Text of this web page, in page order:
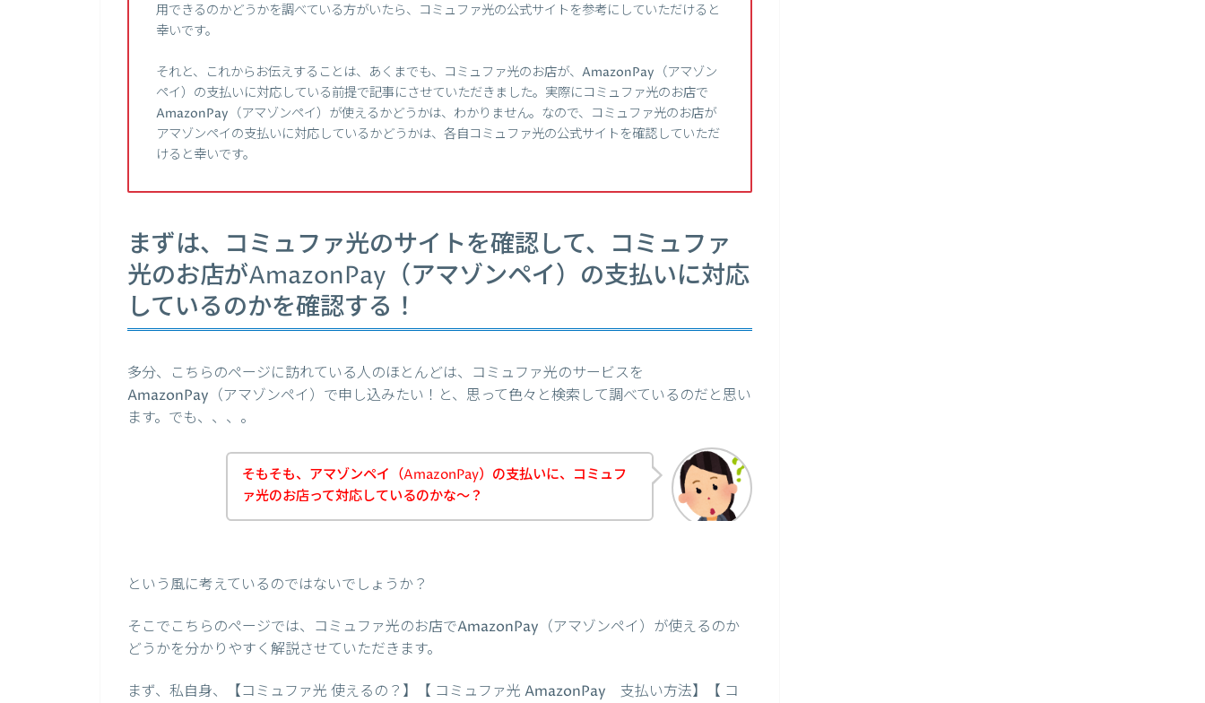
用できるのかどうかを調べている方がいたら、コミュファ光の公式サイトを参考にしていただけると
幸いです。
それと、これからお伝えすることは、あくまでも、コミュファ光のお店が、AmazonPay（アマゾン
ペイ）の支払いに対応している前提で記事にさせていただきました。実際にコミュファ光のお店で
AmazonPay（アマゾンペイ）が使えるかどうかは、わかりません。なので、コミュファ光のお店が
アマゾンペイの支払いに対応しているかどうかは、各自コミュファ光の公式サイトを確認していただ
けると幸いです。
まずは、コミュファ光のサイトを確認して、コミュファ
光のお店がAmazonPay（アマゾンペイ）の支払いに対応
しているのかを確認する！
多分、こちらのページに訪れている人のほとんどは、コミュファ光のサービスを
AmazonPay（アマゾンペイ）で申し込みたい！と、思って色々と検索して調べているのだと思い
ます。でも、、、。
そもそも、アマゾンペイ（AmazonPay）の支払いに、コミュフ
ァ光のお店って対応しているのかな～？
という風に考えているのではないでしょうか？
そこでこちらのページでは、コミュファ光のお店でAmazonPay（アマゾンペイ）が使えるのか
どうかを分かりやすく解説させていただきます。
まず、私自身、【コミュファ光 使えるの？】【 コミュファ光 AmazonPay 支払い方法】【 コ